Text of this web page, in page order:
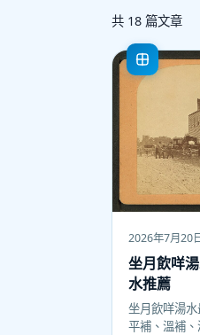
共 18 篇文章
2026年7月20
坐月飲咩
水推薦
坐月飲咩湯
平補、溫補